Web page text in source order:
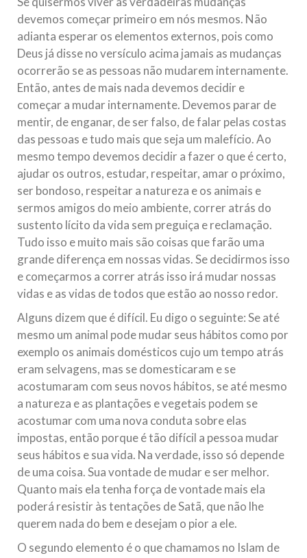
devemos começar primeiro em nós mesmos. Não
adianta esperar os elementos externos, pois como
Deus já disse no versículo acima jamais as mudanças
ocorrerão se as pessoas não mudarem internamente.
Então, antes de mais nada devemos decidir e
começar a mudar internamente. Devemos parar de
mentir, de enganar, de ser falso, de falar pelas costas
das pessoas e tudo mais que seja um malefício. Ao
mesmo tempo devemos decidir a fazer o que é certo,
ajudar os outros, estudar, respeitar, amar o próximo,
ser bondoso, respeitar a natureza e os animais e
sermos amigos do meio ambiente, correr atrás do
sustento lícito da vida sem preguiça e reclamação.
Tudo isso e muito mais são coisas que farão uma
grande diferença em nossas vidas. Se decidirmos isso
e começarmos a correr atrás isso irá mudar nossas
vidas e as vidas de todos que estão ao nosso redor.
Alguns dizem que é difícil. Eu digo o seguinte: Se até
mesmo um animal pode mudar seus hábitos como por
exemplo os animais domésticos cujo um tempo atrás
eram selvagens, mas se domesticaram e se
acostumaram com seus novos hábitos, se até mesmo
a natureza e as plantações e vegetais podem se
acostumar com uma nova conduta sobre elas
impostas, então porque é tão difícil a pessoa mudar
seus hábitos e sua vida. Na verdade, isso só depende
de uma coisa. Sua vontade de mudar e ser melhor.
Quanto mais ela tenha força de vontade mais ela
poderá resistir às tentações de Satã, que não lhe
querem nada do bem e desejam o pior a ele.
O segundo elemento é o que chamamos no Islam de